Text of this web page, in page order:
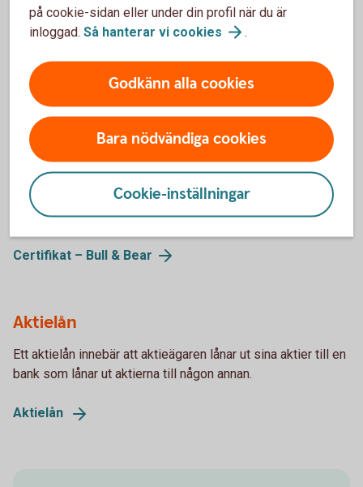
Warranter
Med warranter tar du del av aktiers värdeförändring utan att
köpa själva aktien.
Warranter
Certifikat – Bull & Bear
Passar dig som är aktiv och villig att ta risk för att ha en
möjlighet att öka avkastningen i din placering.
Certifikat – Bull & Bear
Aktielån
Ett aktielån innebär att aktieägaren lånar ut sina aktier till en
bank som lånar ut aktierna till någon annan.
Aktielån
på cookie-sidan eller under din profil när du är
inloggad. Så hanterar vi cookies .
Godkänn alla cookies
Bara nödvändiga cookies
Cookie-inställningar